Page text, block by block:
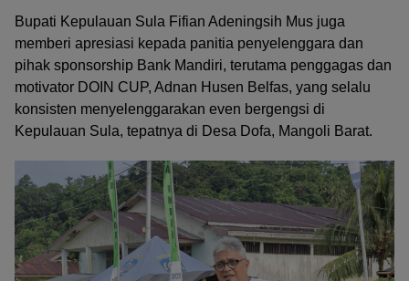
Bupati Kepulauan Sula Fifian Adeningsih Mus juga
memberi apresiasi kepada panitia penyelenggara dan
pihak sponsorship Bank Mandiri, terutama penggagas dan
motivator DOIN CUP, Adnan Husen Belfas, yang selalu
konsisten menyelenggarakan even bergengsi di
Kepulauan Sula, tepatnya di Desa Dofa, Mangoli Barat.